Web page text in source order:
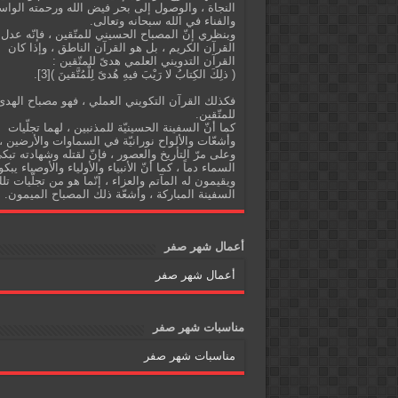
النجاة ، والوصول إلى بحر فيض الله ورحمته
والفناء في الله سبحانه وتعالى.
وبنظري إنّ المصباح الحسيني للمتّقين ، فإنّه عدل
القرآن الكريم ، بل هو القرآن الناطق ، وإذا كان
القرآن التدويني العلمي هدىً للمتّقين :
( ذلِكَ الكِتابُ لا رَيْبَ فيهِ هُدىً لِلْمُتَّقينَ )[3].
فكذلك القرآن التكويني العملي ، فهو مصباح
للمتّقين.
كما أنّ السفينة الحسينيّة للمذنبين ، لهما تجلّيات
وأشعّات والألواح نورانيّة في السماوات والأرضين ،
وعلى مرّ التأريخ والعصور ، فإنّ لقتله وشهادته
السماء دماً ، كما أنّ الأنبياء والأولياء والأوصياء
ويقيمون له المآتم والعزاء ، إنّما هو من تجلّيات
السفينة المباركة ، وأشعّة ذلك المصباح الميمون.
أعمال شهر صفر
أعمال شهر صفر
مناسبات شهر صفر
مناسبات شهر صفر